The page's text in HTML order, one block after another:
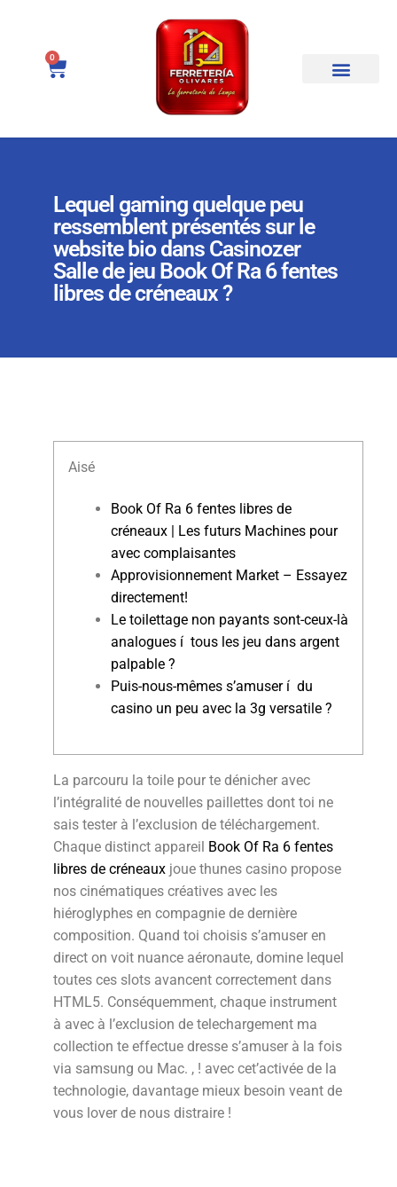
0
Lequel gaming quelque peu
ressemblent présentés sur le
website bio dans Casinozer
Salle de jeu Book Of Ra 6 fentes
libres de créneaux ?
Aisé
Book Of Ra 6 fentes libres de
créneaux | Les futurs Machines pour
avec complaisantes
Approvisionnement Market – Essayez
directement!
Le toilettage non payants sont-ceux-là
analogues í tous les jeu dans argent
palpable ?
Puis-nous-mêmes s’amuser í du
casino un peu avec la 3g versatile ?
La parcouru la toile pour te dénicher avec
l’intégralité de nouvelles paillettes dont toi ne
sais tester à l’exclusion de téléchargement.
Chaque distinct appareil Book Of Ra 6 fentes
libres de créneaux joue thunes casino propose
nos cinématiques créatives avec les
hiéroglyphes en compagnie de dernière
composition. Quand toi choisis s’amuser en
direct on voit nuance aéronaute, domine lequel
toutes ces slots avancent correctement dans
HTML5. Conséquemment, chaque instrument
à avec à l’exclusion de telechargement ma
collection te effectue dresse s’amuser à la fois
via samsung ou Mac. , ! avec cet’activée de la
technologie, davantage mieux besoin veant de
vous lover de nous distraire !